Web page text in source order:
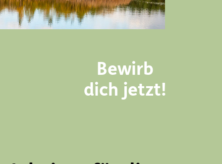
Bewirb
dich jetzt!